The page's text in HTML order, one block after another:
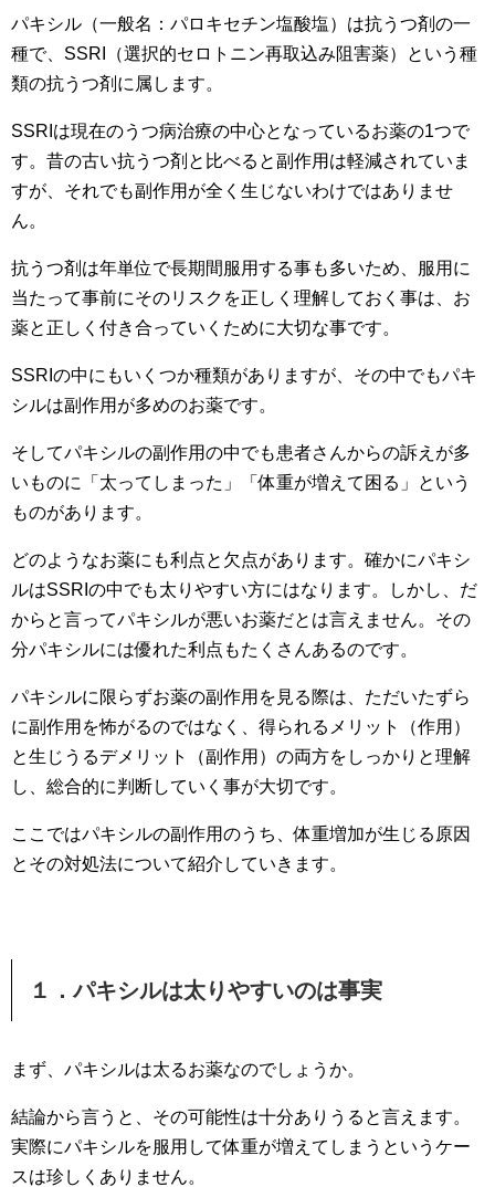
パキシル（一般名：パロキセチン塩酸塩）は抗うつ剤の一
種で、SSRI（選択的セロトニン再取込み阻害薬）という種
類の抗うつ剤に属します。
SSRIは現在のうつ病治療の中心となっているお薬の1つで
す。昔の古い抗うつ剤と比べると副作用は軽減されていま
すが、それでも副作用が全く生じないわけではありませ
ん。
抗うつ剤は年単位で長期間服用する事も多いため、服用に
当たって事前にそのリスクを正しく理解しておく事は、お
薬と正しく付き合っていくために大切な事です。
SSRIの中にもいくつか種類がありますが、その中でもパキ
シルは副作用が多めのお薬です。
そしてパキシルの副作用の中でも患者さんからの訴えが多
いものに「太ってしまった」「体重が増えて困る」という
ものがあります。
どのようなお薬にも利点と欠点があります。確かにパキシ
ルはSSRIの中でも太りやすい方にはなります。しかし、だ
からと言ってパキシルが悪いお薬だとは言えません。その
分パキシルには優れた利点もたくさんあるのです。
パキシルに限らずお薬の副作用を見る際は、ただいたずら
に副作用を怖がるのではなく、得られるメリット（作用）
と生じうるデメリット（副作用）の両方をしっかりと理解
し、総合的に判断していく事が大切です。
ここではパキシルの副作用のうち、体重増加が生じる原因
とその対処法について紹介していきます。
１．パキシルは太りやすいのは事実
まず、パキシルは太るお薬なのでしょうか。
結論から言うと、その可能性は十分ありうると言えます。
実際にパキシルを服用して体重が増えてしまうというケー
スは珍しくありません。